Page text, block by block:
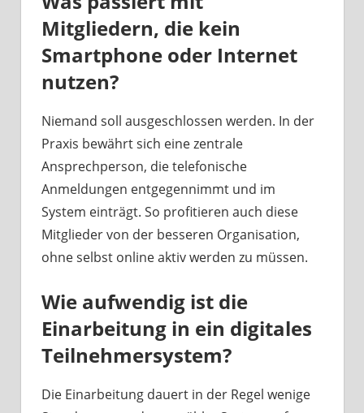
Mitgliedern, die kein
Smartphone oder Internet
nutzen?
Niemand soll ausgeschlossen werden. In der
Praxis bewährt sich eine zentrale
Ansprechperson, die telefonische
Anmeldungen entgegennimmt und im
System einträgt. So profitieren auch diese
Mitglieder von der besseren Organisation,
ohne selbst online aktiv werden zu müssen.
Wie aufwendig ist die
Einarbeitung in ein digitales
Teilnehmersystem?
Die Einarbeitung dauert in der Regel wenige